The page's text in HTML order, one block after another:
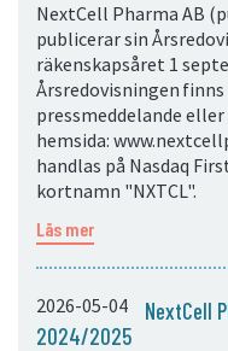
NextCell Pharma AB
publicerar sin
räkenskapsåret 1
Årsredovisningen
pressmeddelande
hemsida:
handlas på Nasdaq
kortnamn "NXTCL".
Läs mer
2026-05-04
NextCell
2024/2025